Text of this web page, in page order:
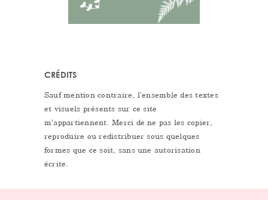
CRÉDITS
Sauf mention contraire, l’ensemble des textes
et visuels présents sur ce site
m’appartiennent. Merci de ne pas les copier,
reproduire ou redistribuer sous quelques
formes que ce soit, sans une autorisation
écrite.